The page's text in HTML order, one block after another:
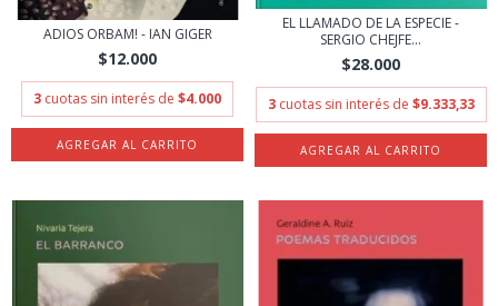
ADIOS ORBAM! - IAN GIGER
$12.000
3 cuotas sin interés de $4.000
EL LLAMADO DE LA ESPECIE -
SERGIO CHEJFE...
$28.000
3 cuotas sin interés de $9.333,33